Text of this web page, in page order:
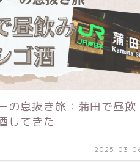
の息抜き旅：蒲田で昼飲
してきた
2025-03-